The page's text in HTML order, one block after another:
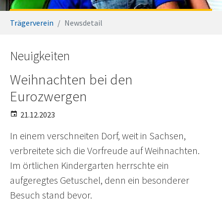
Trägerverein Newsdetail
Neuigkeiten
Weihnachten bei den
Eurozwergen
21.12.2023
In einem verschneiten Dorf, weit in Sachsen,
verbreitete sich die Vorfreude auf Weihnachten.
Im örtlichen Kindergarten herrschte ein
aufgeregtes Getuschel, denn ein besonderer
Besuch stand bevor.